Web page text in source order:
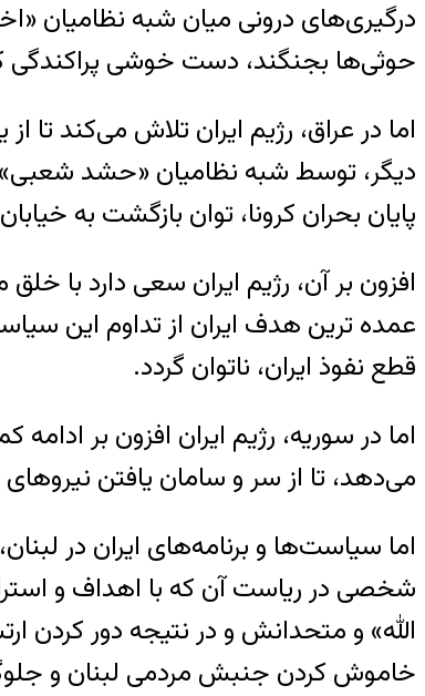
درگیری‌های درونی میان شبه نظامیان
حوثی‌ها بجنگند، دست خوشی پراکندگی
اما در عراق، رژیم ایران تلاش می‌کند
دیگر، توسط شبه نظامیان «حشد شعبی»،
پایان بحران کرونا، توان بازگشت به
افزون بر آن، رژیم ایران سعی دارد با
عمده ترین هدف ایران از تداوم این
قطع نفوذ ایران، ناتوان گردد.
اما در سوریه، رژیم ایران افزون بر
می‌دهد، تا از سر و سامان یافتن
اما سیاست‌ها و برنامه‌های ایران در
شخصی در ریاست آن که با اهداف و
الله» و متحدانش و در نتیجه دور کردن
خاموش کردن جنبش مردمی لبنان و